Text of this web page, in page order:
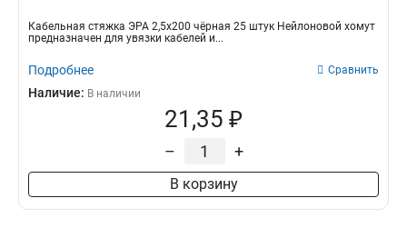
Кабельная стяжка ЭРА 2,5х200 чёрная 25 штук Нейлоновой хомут
предназначен для увязки кабелей и...
Подробнее Сравнить
Наличие: В наличии
21,35 ₽
– +
В корзину